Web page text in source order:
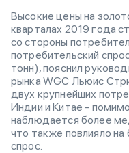
Высокие цены на
кварталах 2019 года
со стороны
потребительский
тонн), пояснил
рынка WGC Льюис
двух крупнейших
Индии и Китае -
наблюдается более
что также повлияло на
спрос.